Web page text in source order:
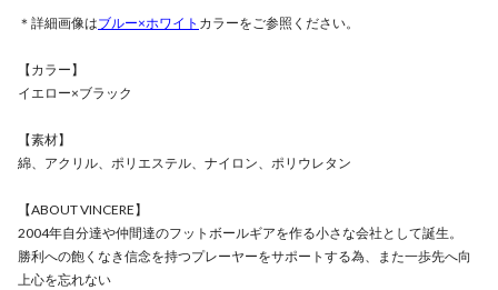
＊詳細画像はブルー×ホワイト カラーをご参照ください。
【カラー】
イエロー×ブラック
【素材】
綿、アクリル、ポリエステル、ナイロン、ポリウレタン
【ABOUT VINCERE】
2004年自分達や仲間達のフットボールギアを作る小さな会社として誕生。
勝利への飽くなき信念を持つプレーヤーをサポートする為、また一歩先へ向
上心を忘れない